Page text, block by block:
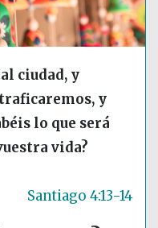
ciudad, y
y
lo que será
vida?
Santiago 4:13-14